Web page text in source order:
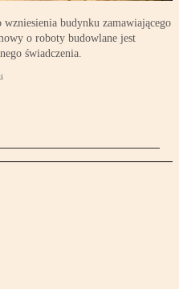
budynku zamawiającego
o roboty budowlane jest
świadczenia.